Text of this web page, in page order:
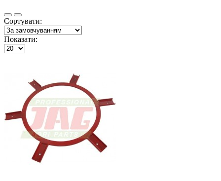
Сортувати:
Показати: